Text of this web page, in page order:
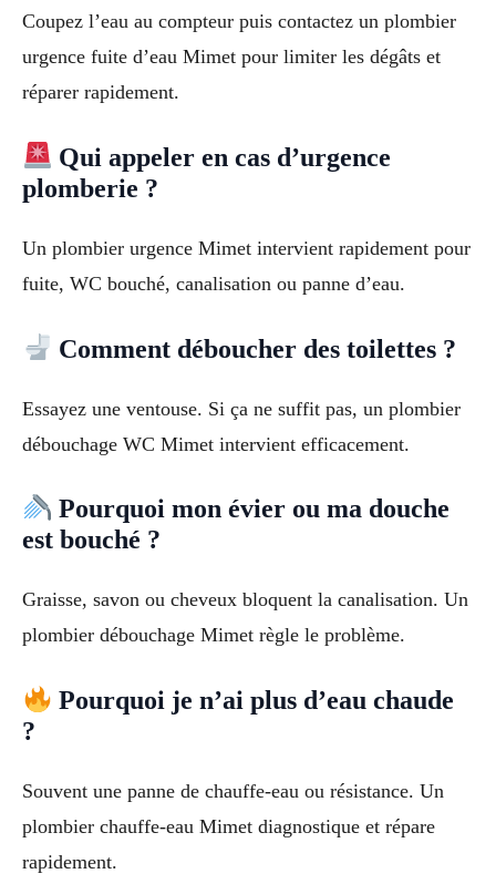
Coupez l’eau au compteur puis contactez un plombier
urgence fuite d’eau Mimet pour limiter les dégâts et
réparer rapidement.
Qui appeler en cas d’urgence
plomberie ?
Un plombier urgence Mimet intervient rapidement pour
fuite, WC bouché, canalisation ou panne d’eau.
Comment déboucher des toilettes ?
Essayez une ventouse. Si ça ne suffit pas, un plombier
débouchage WC Mimet intervient efficacement.
Pourquoi mon évier ou ma douche
est bouché ?
Graisse, savon ou cheveux bloquent la canalisation. Un
plombier débouchage Mimet règle le problème.
Pourquoi je n’ai plus d’eau chaude
?
Souvent une panne de chauffe-eau ou résistance. Un
plombier chauffe-eau Mimet diagnostique et répare
rapidement.